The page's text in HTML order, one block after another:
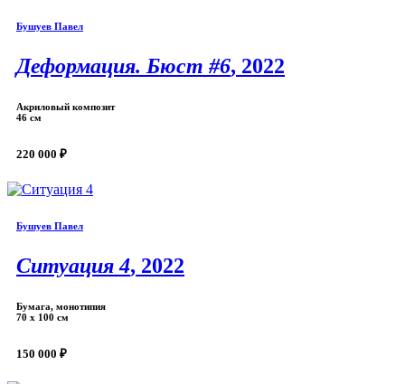
Бушуев Павел
Деформация. Бюст #6, 2022
Акриловый композит
46 см
220 000 ₽
Бушуев Павел
Ситуация 4, 2022
Бумага, монотипия
70 х 100 см
150 000 ₽